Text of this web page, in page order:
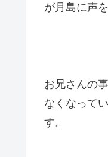
が月島に声
お兄さんの
なくなって
す。